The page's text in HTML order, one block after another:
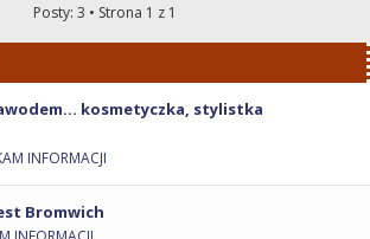
Posty: 3 • Strona 1 z 1
kosmetyczka, stylistka
INFORMACJI
Bromwich